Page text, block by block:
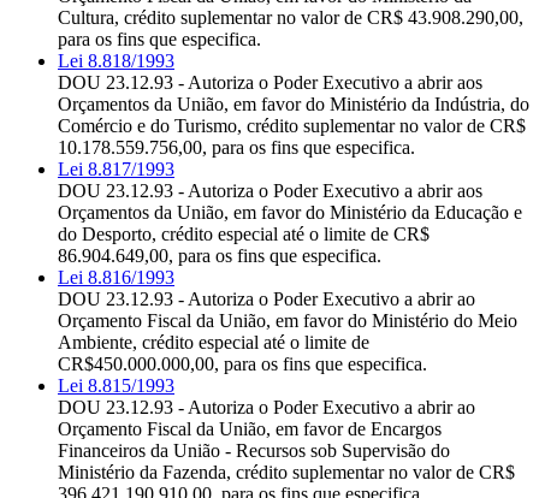
Cultura, crédito suplementar no valor de CR$ 43.908.290,00,
para os fins que especifica.
Lei 8.818/1993
DOU 23.12.93 - Autoriza o Poder Executivo a abrir aos
Orçamentos da União, em favor do Ministério da Indústria, do
Comércio e do Turismo, crédito suplementar no valor de CR$
10.178.559.756,00, para os fins que especifica.
Lei 8.817/1993
DOU 23.12.93 - Autoriza o Poder Executivo a abrir aos
Orçamentos da União, em favor do Ministério da Educação e
do Desporto, crédito especial até o limite de CR$
86.904.649,00, para os fins que especifica.
Lei 8.816/1993
DOU 23.12.93 - Autoriza o Poder Executivo a abrir ao
Orçamento Fiscal da União, em favor do Ministério do Meio
Ambiente, crédito especial até o limite de
CR$450.000.000,00, para os fins que especifica.
Lei 8.815/1993
DOU 23.12.93 - Autoriza o Poder Executivo a abrir ao
Orçamento Fiscal da União, em favor de Encargos
Financeiros da União - Recursos sob Supervisão do
Ministério da Fazenda, crédito suplementar no valor de CR$